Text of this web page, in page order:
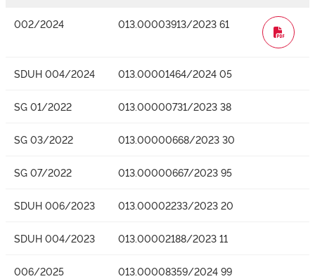
002/2024 013.00003913/2023 61
WORD
SDUH 004/2024 013.00001464/2024 05
SG 01/2022 013.00000731/2023 38
SG 03/2022 013.00000668/2023 30
SG 07/2022 013.00000667/2023 95
SDUH 006/2023 013.00002233/2023 20
SDUH 004/2023 013.00002188/2023 11
006/2025 013.00008359/2024 99